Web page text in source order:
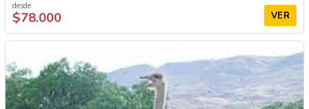
desde
$78.000 VER